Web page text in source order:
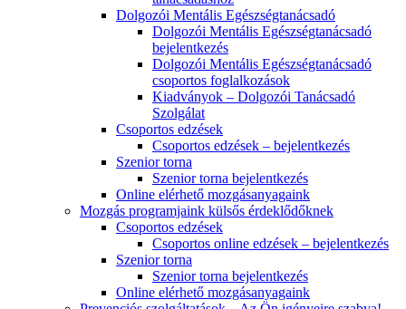
Dolgozói Mentális Egészségtanácsadó
Dolgozói Mentális Egészségtanácsadó
bejelentkezés
Dolgozói Mentális Egészségtanácsadó
csoportos foglalkozások
Kiadványok – Dolgozói Tanácsadó
Szolgálat
Csoportos edzések
Csoportos edzések – bejelentkezés
Szenior torna
Szenior torna bejelentkezés
Online elérhető mozgásanyagaink
Mozgás programjaink külsős érdeklődőknek
Csoportos edzések
Csoportos online edzések – bejelentkezés
Szenior torna
Szenior torna bejelentkezés
Online elérhető mozgásanyagaink